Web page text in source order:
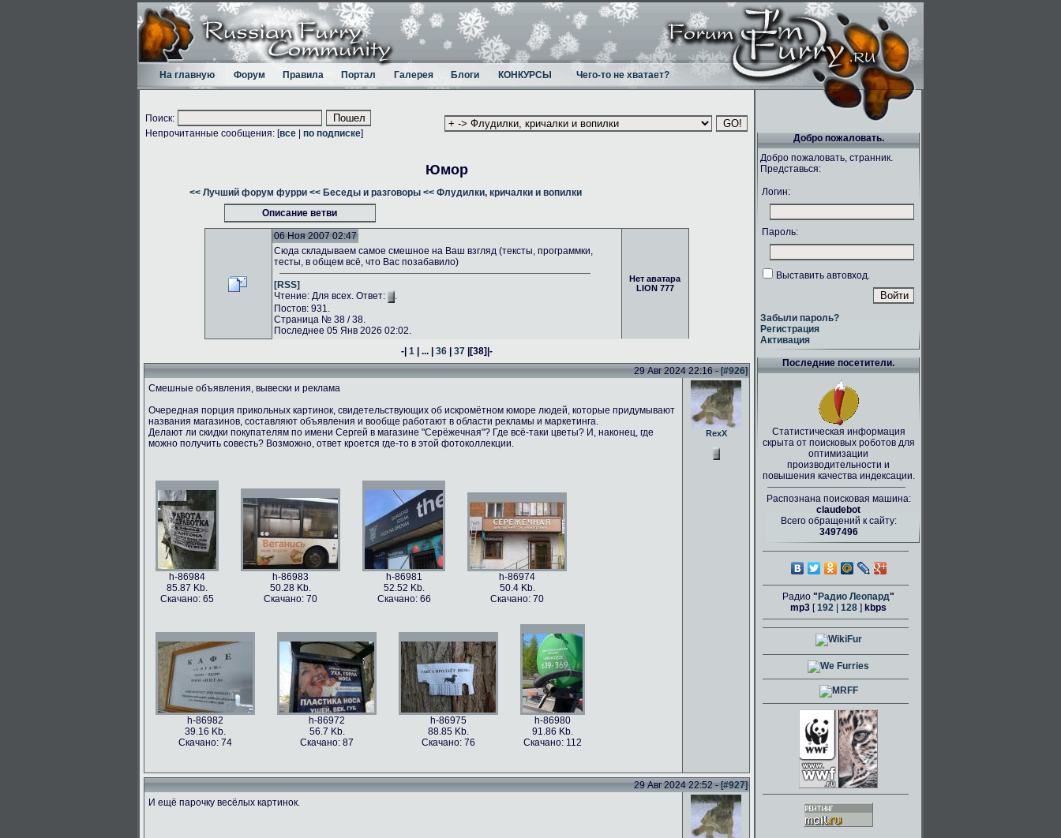
На главную Форум Правила Портал Галерея Блоги КОНКУРСЫ Чего-то не хватает?
Поиск:
Непрочитанные сообщения: [все по подписке]
Юмор
<< Лучший форум фурри << Беседы и разговоры << Флудилки, кричалки и вопилки
Описание ветви
06 Ноя 2007 02:47
Нет аватара
LION 777
Сюда складываем самое смешное на Ваш взгляд (тексты, программки,
тесты, в общем всё, что Вас позабавило)
[RSS]
Чтение: Для всех. Ответ:
.
Постов: 931.
Страница № 38 / 38.
Последнее 05 Янв 2026 02:02.
-| 1 | ... | 36 | 37 |[38]|-
29 Авг 2024 22:16 - [#926]
Смешные объявления, вывески и реклама
Очередная порция прикольных картинок, свидетельствующих об искромётном юморе людей, которые придумывают
названия магазинов, составляют объявления и вообще работают в области рекламы и маркетинга.
Делают ли скидки покупателям по имени Сергей в магазине "Серёжечная"? Где всё-таки цветы? И, наконец, где
можно получить совесть? Возможно, ответ кроется где-то в этой фотоколлекции.
h-86984
85.87 Kb.
Скачано: 65
h-86983
50.28 Kb.
Скачано: 70
h-86981
52.52 Kb.
Скачано: 66
h-86974
50.4 Kb.
Скачано: 70
h-86982
39.16 Kb.
Скачано: 74
h-86972
56.7 Kb.
Скачано: 87
h-86975
88.85 Kb.
Скачано: 76
h-86980
91.86 Kb.
Скачано: 112
RexX
29 Авг 2024 22:52 - [#927]
И ещё парочку весёлых картинок.
Добро пожаловать.
Добро пожаловать, странник.
Представься:
Логин:
Пароль:
Выставить автовход.
Забыли пароль?
Регистрация
Активация
Последние посетители.
Статистическая информация
скрыта от поисковых роботов для
оптимизации
производительности и
повышения качества индексации.
Распознана поисковая машина:
claudebot
Всего обращений к сайту:
3497496
Радио " Радио Леопард"
mp3 [192 128 ] kbps